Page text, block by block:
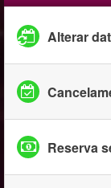
Alterar
Reserva